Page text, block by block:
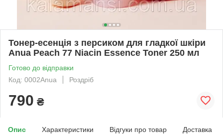
Тонер-есенція з персиком для гладкої шкіри
Anua Peach 77 Niacin Essence Toner 250 мл
Готово до відправки
Код: 0002Anua
Роздріб
790 ₴
Опис Характеристики Відгуки про товар Доставка